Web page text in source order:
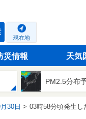
現在地
災情報 天気
PM2.5分布
30日 03時58分頃発生し